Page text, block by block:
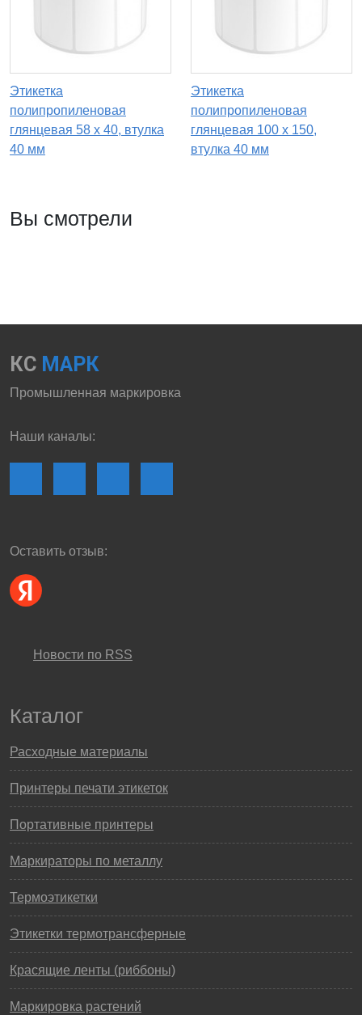
Этикетка
полипропиленовая
глянцевая 58 x 40, втулка
40 мм
Этикетка
полипропиленовая
глянцевая 100 x 150,
втулка 40 мм
Вы смотрели
КС МАРК
Промышленная маркировка
Наши каналы:
Оставить отзыв:
Новости по RSS
Каталог
Расходные материалы
Принтеры печати этикеток
Портативные принтеры
Маркираторы по металлу
Термоэтикетки
Этикетки термотрансферные
Красящие ленты (риббоны)
Маркировка растений